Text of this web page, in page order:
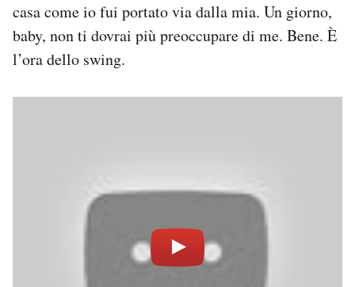
casa come io fui portato via dalla mia. Un giorno,
baby, non ti dovrai più preoccupare di me. Bene. È
l’ora dello swing.